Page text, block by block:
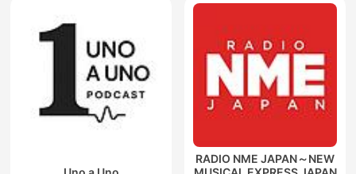
RADIO NME JAPAN～NEW